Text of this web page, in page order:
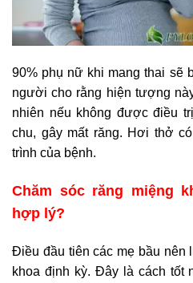
90% phụ nữ khi mang thai sẽ
người cho rằng hiện tượng
nhiên nếu không được điều
chu, gây mất răng. Hơi thở
trình của bệnh.
Chăm sóc răng miệng
hợp lý?
Điều đầu tiên các mẹ bầu nên
khoa định kỳ. Đây là cách tốt